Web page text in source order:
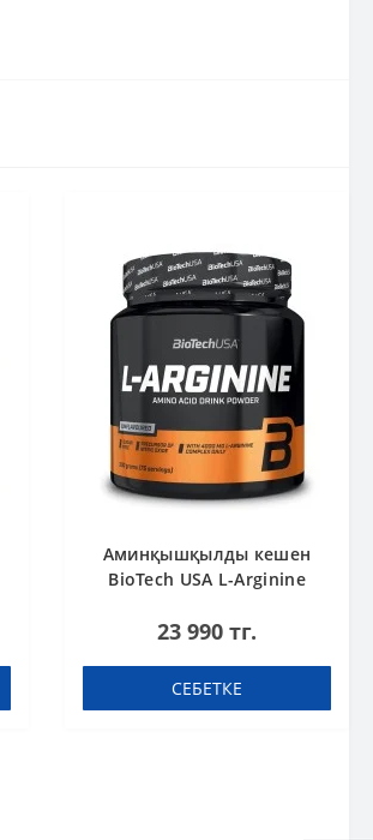
Аминқышқылды кешен
BioTech USA L-Arginine
23 990 тг.
СЕБЕТКЕ